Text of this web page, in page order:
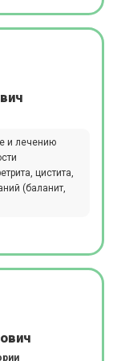
и лечению
цистита,
(баланит,